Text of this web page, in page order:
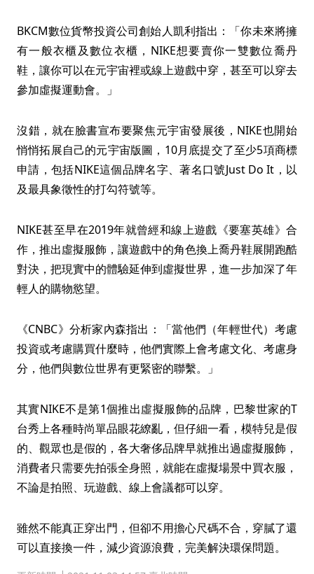
BKCM數位貨幣投資公司創始人凱利指出：「你未來將擁
有一般衣櫃及數位衣櫃，NIKE想要賣你一雙數位喬丹
鞋，讓你可以在元宇宙裡或線上遊戲中穿，甚至可以穿去
參加虛擬運動會。」
沒錯，就在臉書宣布要聚焦元宇宙發展後，NIKE也開始
悄悄拓展自己的元宇宙版圖，10月底提交了至少5項商標
申請，包括NIKE這個品牌名字、著名口號Just Do It，以
及最具象徵性的打勾符號等。
NIKE甚至早在2019年就曾經和線上遊戲《要塞英雄》合
作，推出虛擬服飾，讓遊戲中的角色換上喬丹鞋展開跑酷
對決，把現實中的體驗延伸到虛擬世界，進一步加深了年
輕人的購物慾望。
《CNBC》分析家內森指出：「當他們（年輕世代）考慮
投資或考慮購買什麼時，他們實際上會考慮文化、考慮身
分，他們與數位世界有更緊密的聯繫。」
其實NIKE不是第1個推出虛擬服飾的品牌，巴黎世家的T
台秀上各種時尚單品眼花繚亂，但仔細一看，模特兒是假
的、觀眾也是假的，各大奢侈品牌早就推出過虛擬服飾，
消費者只需要先拍張全身照，就能在虛擬場景中買衣服，
不論是拍照、玩遊戲、線上會議都可以穿。
雖然不能真正穿出門，但卻不用擔心尺碼不合，穿膩了還
可以直接換一件，減少資源浪費，完美解決環保問題。